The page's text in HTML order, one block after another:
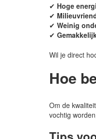
✔ Hoge
✔
✔ Weinig
✔
Wil je direct
Hoe
Om de
vochtig